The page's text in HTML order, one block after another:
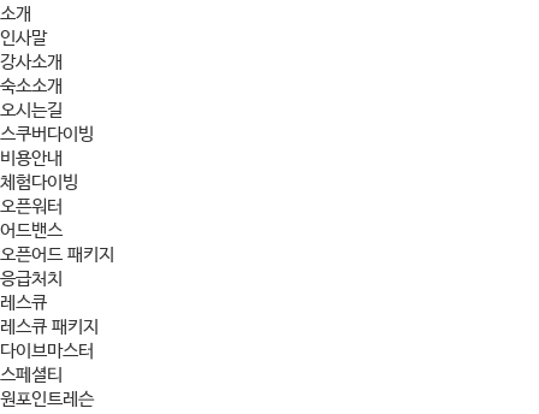
소개
인사말
강사소개
숙소소개
오시는길
스쿠버다이빙
비용안내
체험다이빙
오픈워터
어드밴스
오픈어드 패키지
응급처치
레스큐
레스큐 패키지
다이브마스터
스페셜티
원포인트레슨